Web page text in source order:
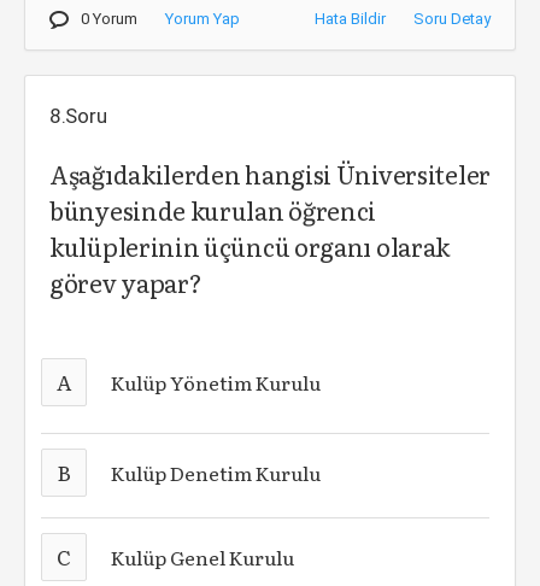
0 Yorum Yorum Yap Hata Bildir Soru Detay
8.Soru
Aşağıdakilerden hangisi Üniversiteler
bünyesinde kurulan öğrenci
kulüplerinin üçüncü organı olarak
görev yapar?
A Kulüp Yönetim Kurulu
B Kulüp Denetim Kurulu
C Kulüp Genel Kurulu